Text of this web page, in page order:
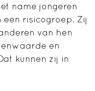
name jongeren
een risicogroep. Zij
van hen
en
kunnen zij in